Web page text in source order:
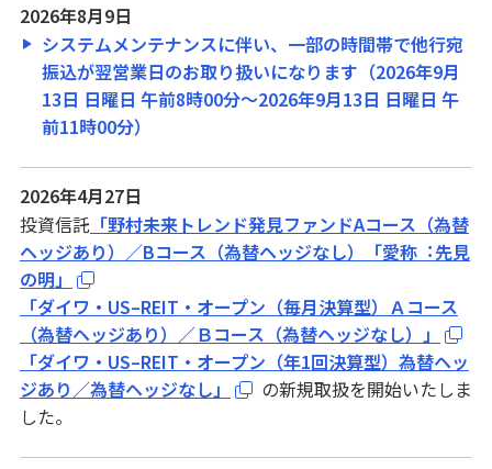
確定拠出年金
みずほ信託eサービス
電話取引サービス
マネープランセット
ご利用・ご検討中のお客さま
本日の金利・配当率
手数料一覧
投資信託基準価額一覧
2026年8月9日
システムメンテナンスに伴い、一部の時間帯で他行宛
振込が翌営業日のお取り扱いになります（2026年9月
13日 日曜日 午前8時00分～2026年9月13日 日曜日 午
前11時00分）
2026年4月27日
投資信託 「野村未来トレンド発⾒ファンドAコース（為替
ヘッジあり）／Bコース（為替ヘッジなし）「愛称︓先⾒
の明」
「ダイワ・US–REIT・オープン（毎月決算型）Ａコース
（為替ヘッジあり）／Ｂコース（為替ヘッジなし）」
「ダイワ・US–REIT・オープン（年1回決算型）為替ヘッ
ジあり／為替ヘッジなし」
の新規取扱を開始いたしま
した。